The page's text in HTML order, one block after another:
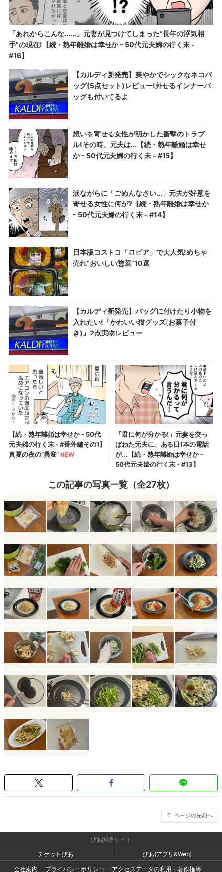
この記事の写真一覧（全27枚）
ページの先頭へ
ぴあ関連サイト
チケットぴあ
ぴあ(アプリ&Web)
会社案内
プライバシーポリシー アクセスデータの利用・著作権等